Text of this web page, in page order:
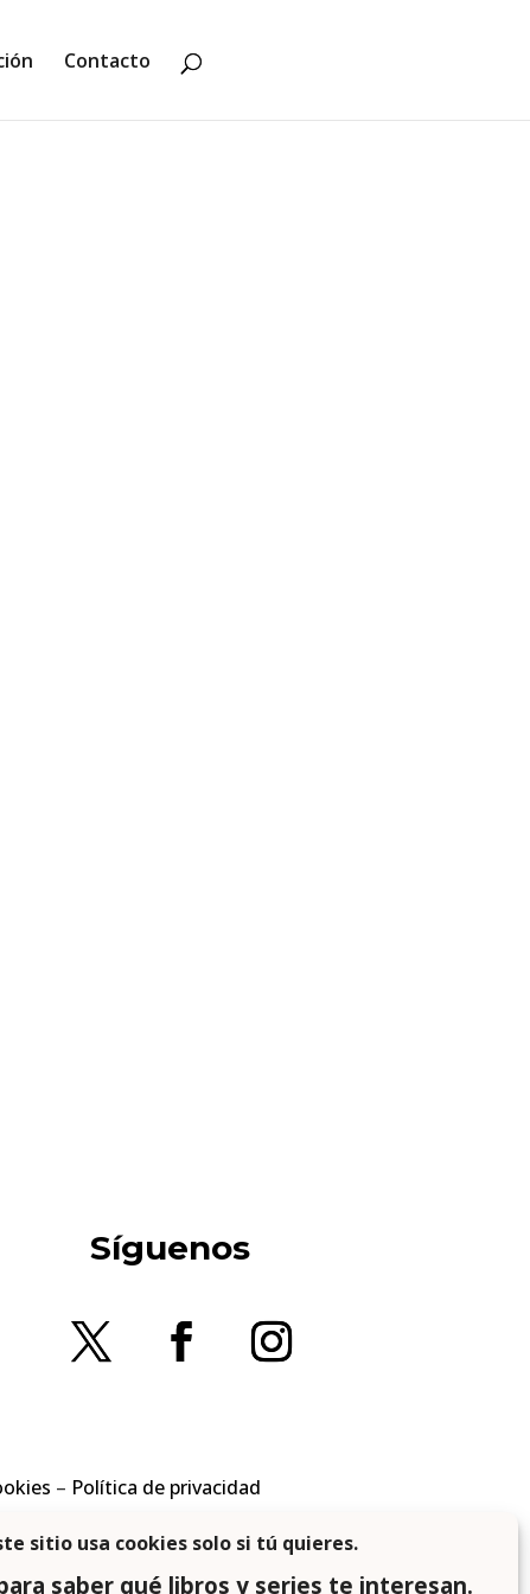
Contacto
Síguenos
– Política de privacidad
los requisitos aplicables